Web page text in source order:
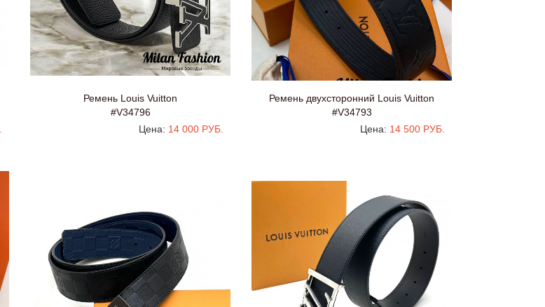
Ремень Louis Vuitton
#V34796
Цена: 14 000 РУБ.
Ремень двухсторонний Louis Vuitton
#V34793
Цена: 14 500 РУБ.